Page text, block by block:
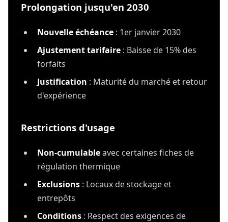
Prolongation jusqu'en 2030
Nouvelle échéance : 1er janvier 2030
Ajustement tarifaire : Baisse de 15% des
forfaits
Justification : Maturité du marché et retour
d'expérience
Restrictions d'usage
Non-cumulableavec certaines fiches de
régulation thermique
Exclusions : Locaux de stockage et
entrepôts
Conditions : Respect des exigences de